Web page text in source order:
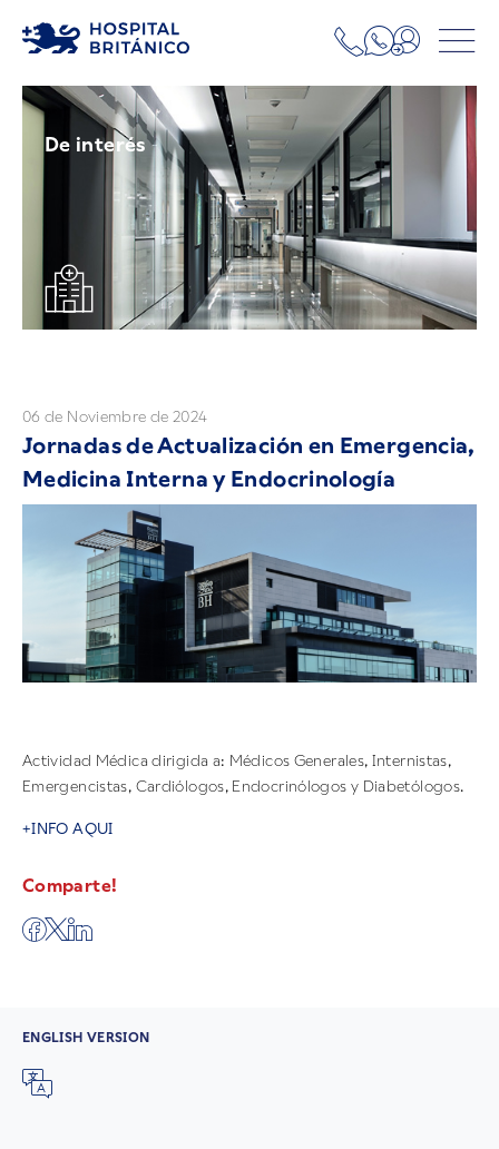
De interés
06 de Noviembre de 2024
Jornadas de Actualización en Emergencia,
Medicina Interna y Endocrinología
Actividad Médica dirigida a: Médicos Generales, Internistas,
Emergencistas, Cardiólogos, Endocrinólogos y Diabetólogos.
+INFO AQUI
Comparte!
ENGLISH VERSION